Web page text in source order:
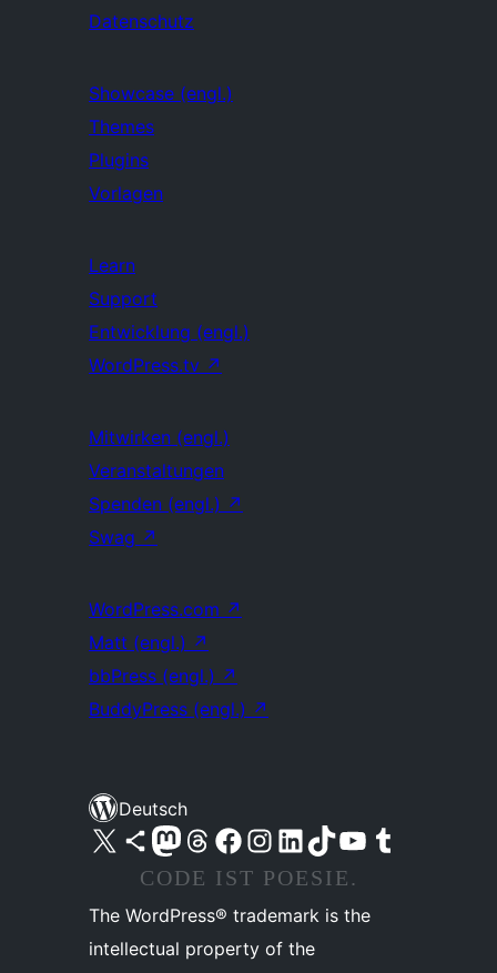
Datenschutz
Showcase (engl.)
Themes
Plugins
Vorlagen
Learn
Support
Entwicklung (engl.)
WordPress.tv ↗
Mitwirken (engl.)
Veranstaltungen
Spenden (engl.) ↗
Swag ↗
WordPress.com ↗
Matt (engl.) ↗
bbPress (engl.) ↗
BuddyPress (engl.) ↗
Deutsch
Unser X-Konto (früher Twitter) besuchen
Unser Bluesky-Konto besuchen
Unser Mastodon-Konto besuchen
Unser Threads-Konto besuchen
Unsere Facebook-Seite besuchen
Unser Instagram-Konto besuchen
Unser LinkedIn-Konto besuchen
Unser TikTok-Konto besuchen
Unseren YouTube-Kanal besuchen
Unser Tumblr-Konto besuchen
CODE IST POESIE.
The WordPress® trademark is the
intellectual property of the